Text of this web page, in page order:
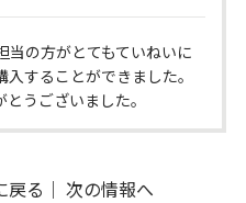
当の方がとてもていねいに
することができました。
うございました。
戻る ｜ 次の情報へ